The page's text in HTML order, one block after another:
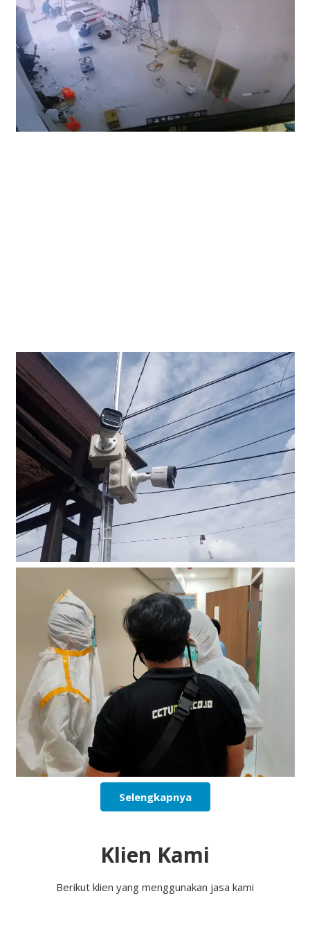
Selengkapnya
Klien Kami
Berikut klien yang menggunakan jasa kami